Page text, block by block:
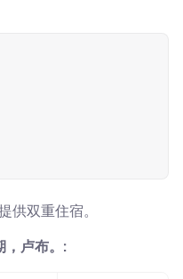
供双重住宿。
，卢布。: